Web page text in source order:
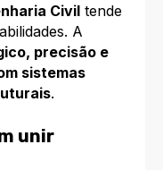
Civil tende
A
precisão e
sistemas
.
unir